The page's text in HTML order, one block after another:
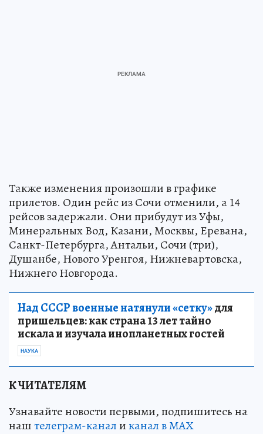
Также изменения произошли в графике
прилетов. Один рейс из Сочи отменили, а 14
рейсов задержали. Они прибудут из Уфы,
Минеральных Вод, Казани, Москвы, Еревана,
Санкт-Петербурга, Антальи, Сочи (три),
Душанбе, Нового Уренгоя, Нижневартовска,
Нижнего Новгорода.
Над СССР военные натянули «сетку»для
пришельцев: как страна 13 лет тайно
искала и изучала инопланетных гостей
НАУКА
К ЧИТАТЕЛЯМ
Узнавайте новости первыми, подпишитесь на
наштелеграм-каналиканал в МАХ